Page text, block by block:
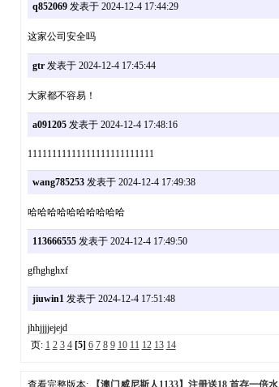
q852069发表于 2024-12-4 17:44:29
这家公司安全吗
gtr发表于 2024-12-4 17:45:44
大家都不容易！
a091205发表于 2024-12-4 17:48:16
11111111111111111111111111
wang785253发表于 2024-12-4 17:49:38
哈哈哈哈哈哈哈哈哈哈
113666555发表于 2024-12-4 17:49:50
gfhghghxf
jiuwin1发表于 2024-12-4 17:51:48
jhhjjjjejejd
页: 1 2 3 4 [5] 6 7 8 9 10 11 12 13 14